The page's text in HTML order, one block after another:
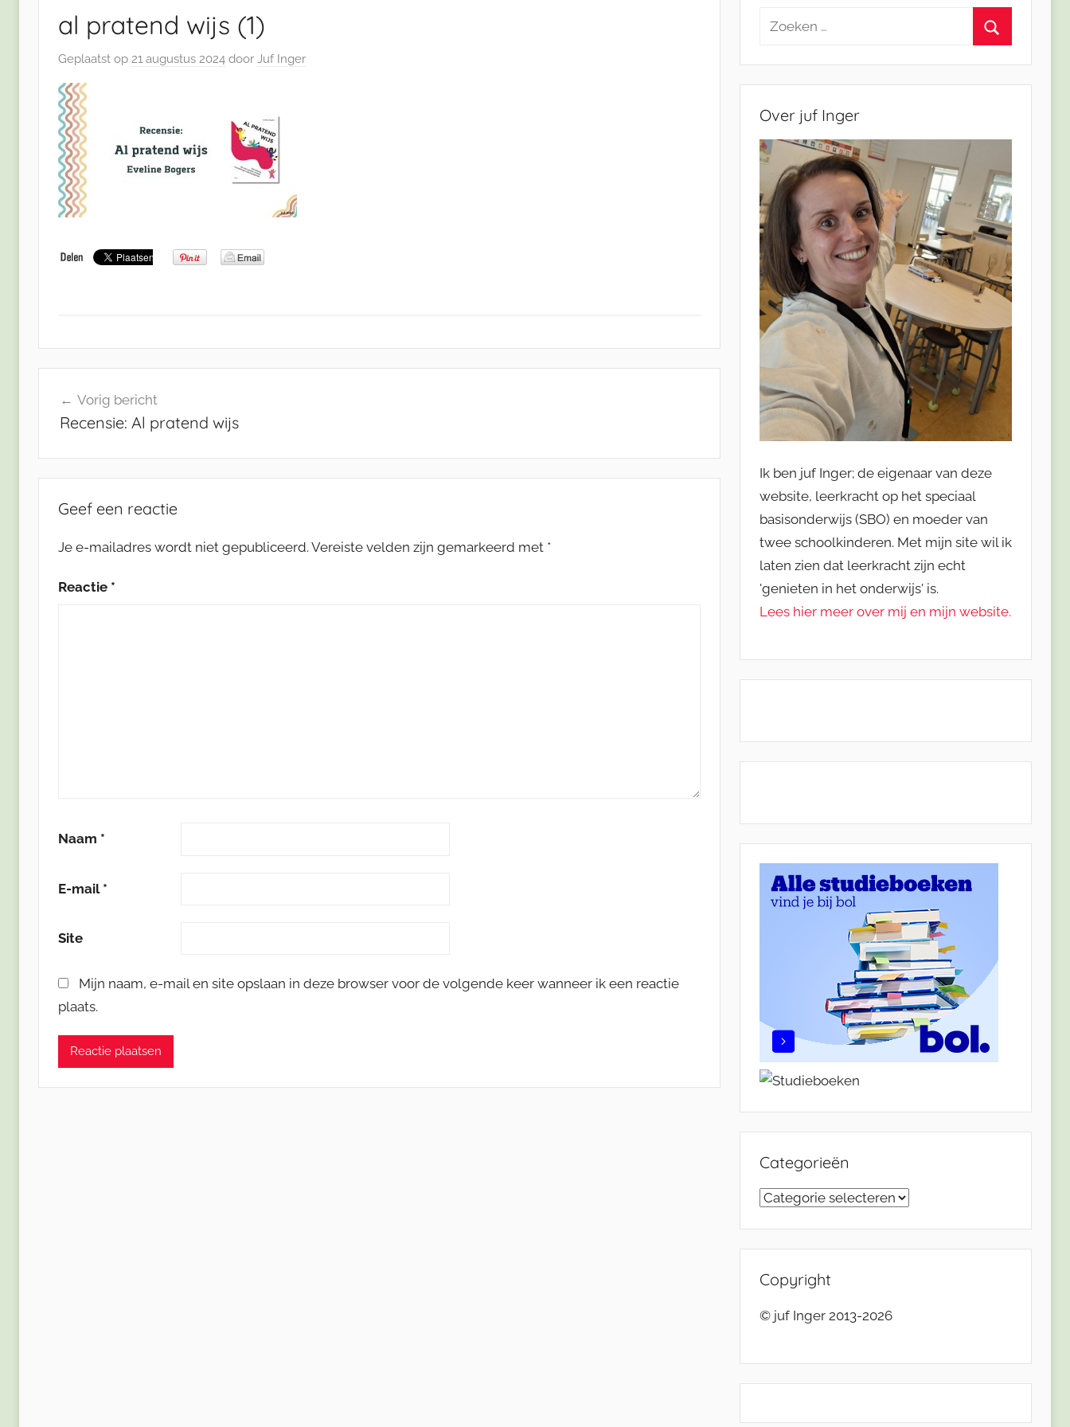
al pratend wijs (1)
Geplaatst op 21 augustus 2024 door Juf Inger
navigatie
Vorig bericht
Recensie: Al pratend wijs
Geef een reactie
Je e-mailadres wordt niet gepubliceerd. Vereiste velden zijn gemarkeerd met *
Reactie *
Naam *
E-mail *
Site
Mijn naam, e-mail en site opslaan in deze browser voor de volgende keer wanneer ik een reactie
plaats.
Zoeken
Over juf Inger
Ik ben juf Inger; de eigenaar van deze
website, leerkracht op het speciaal
basisonderwijs (SBO) en moeder van
twee schoolkinderen. Met mijn site wil ik
laten zien dat leerkracht zijn echt
'genieten in het onderwijs' is.
Lees hier meer over mij en mijn website.
Categorieën
Categorieën
Copyright
© juf Inger 2013-2026